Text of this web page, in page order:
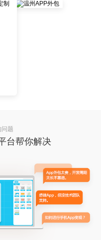
题
台帮你解决